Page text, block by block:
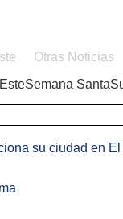
Otras Noticias
Semana Santa
su ciudad en El